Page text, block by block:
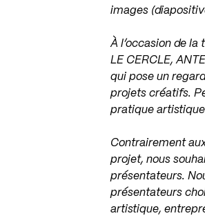
images
À l’occasion de la
LE CERCLE,
qui pose un
projets créatifs.
pratique
Contrairement
projet, nous
présentateurs.
présentateurs
artistique,